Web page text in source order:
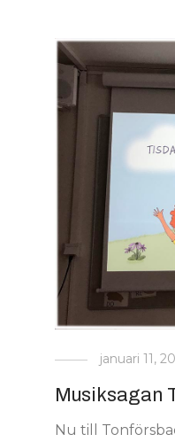
januari 11,
Musiksagan
Nu till